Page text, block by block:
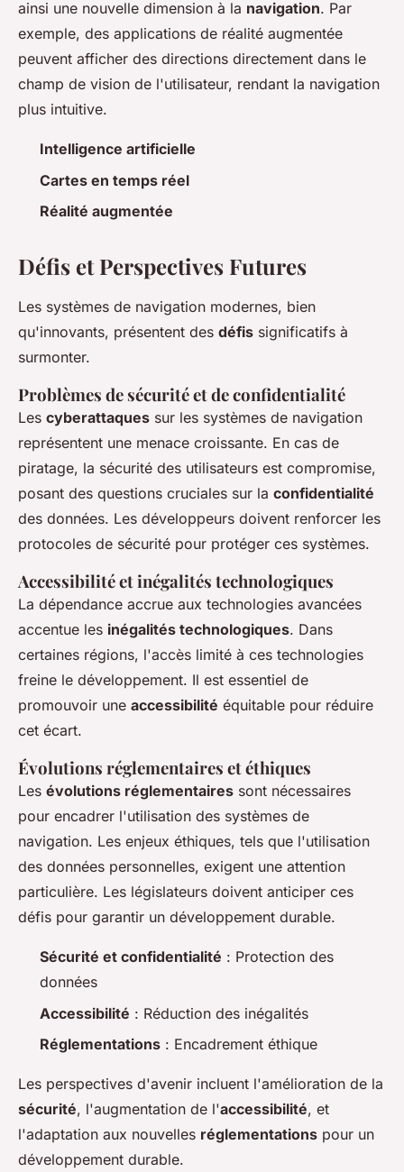
ainsi une nouvelle dimension à la navigation. Par
exemple, des applications de réalité augmentée
peuvent afficher des directions directement dans le
champ de vision de l'utilisateur, rendant la navigation
plus intuitive.
Intelligence artificielle
Cartes en temps réel
Réalité augmentée
Défis et Perspectives Futures
Les systèmes de navigation modernes, bien
qu'innovants, présentent des défis significatifs à
surmonter.
Problèmes de sécurité et de confidentialité
Les cyberattaques sur les systèmes de navigation
représentent une menace croissante. En cas de
piratage, la sécurité des utilisateurs est compromise,
posant des questions cruciales sur la confidentialité
des données. Les développeurs doivent renforcer les
protocoles de sécurité pour protéger ces systèmes.
Accessibilité et inégalités technologiques
La dépendance accrue aux technologies avancées
accentue les inégalités technologiques. Dans
certaines régions, l'accès limité à ces technologies
freine le développement. Il est essentiel de
promouvoir une accessibilité équitable pour réduire
cet écart.
Évolutions réglementaires et éthiques
Les évolutions réglementaires sont nécessaires
pour encadrer l'utilisation des systèmes de
navigation. Les enjeux éthiques, tels que l'utilisation
des données personnelles, exigent une attention
particulière. Les législateurs doivent anticiper ces
défis pour garantir un développement durable.
Sécurité et confidentialité : Protection des
données
Accessibilité : Réduction des inégalités
Réglementations : Encadrement éthique
Les perspectives d'avenir incluent l'amélioration de la
sécurité, l'augmentation de l'accessibilité, et
l'adaptation aux nouvelles réglementations pour un
développement durable.